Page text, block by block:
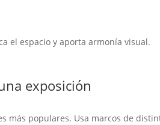
el espacio y aporta armonía visual.
exposición
más populares. Usa marcos de